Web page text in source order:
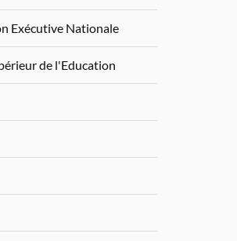
Exécutive Nationale
de l'Education